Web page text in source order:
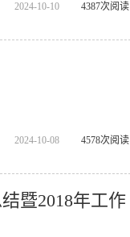
2024-10-10 4387次阅读
2024-10-08 4578次阅读
暨2018年工作